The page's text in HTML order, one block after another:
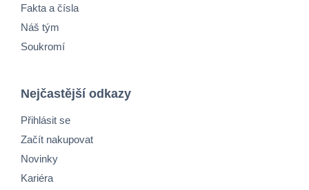
Fakta a čísla
Náš tým
Soukromí
Nejčastější odkazy
Přihlásit se
Začít nakupovat
Novinky
Kariéra